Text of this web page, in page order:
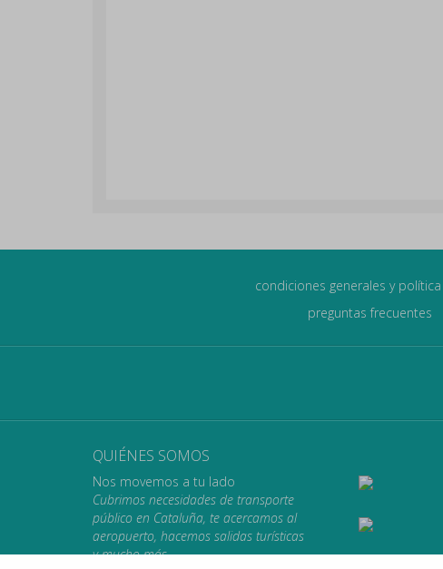
condiciones generales y
preguntas frecuentes
QUIÉNES SOMOS
Nos movemos a tu lado
Cubrimos necesidades de transporte
público en Cataluña, te acercamos al
aeropuerto, hacemos salidas turísticas
y mucho más.